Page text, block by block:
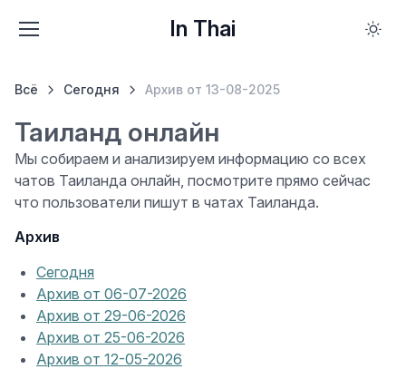
In Thai
Всё Сегодня Архив от 13-08-2025
Таиланд онлайн
Мы собираем и анализируем информацию со всех
чатов Таиланда онлайн, посмотрите прямо сейчас
что пользователи пишут в чатах Таиланда.
Архив
Сегодня
Архив от 06-07-2026
Архив от 29-06-2026
Архив от 25-06-2026
Архив от 12-05-2026